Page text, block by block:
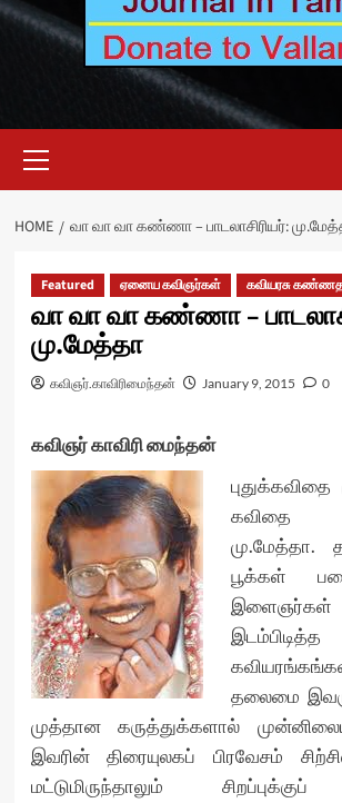
Menu
HOME வா வா வா கண்ணா – பாடலாசிரியர்:
Featured ஏனைய கவிஞர்கள் கவியரசு
வா வா வா கண்ணா –
மு.மேத்தா
கவிஞர்.காவிரிமைந்தன் January 9, 2015 0
கவிஞர் காவிரி மைந்தன்
கவிதை
பூக்கள்
இளைஞர்கள்
தலைமை
முத்தான கருத்துக்களால்
இவரின் திரையுலகப் பிரவேசம்
மட்டுமிருந்தாலும்